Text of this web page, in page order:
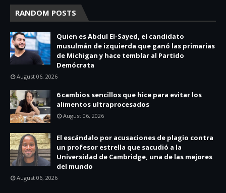
RANDOM POSTS
Quien es Abdul El-Sayed, el candidato
musulmán de izquierda que ganó las primarias
de Michigan y hace temblar al Partido
Demócrata
August 06, 2026
6 cambios sencillos que hice para evitar los
alimentos ultraprocesados
August 06, 2026
El escándalo por acusaciones de plagio contra
un profesor estrella que sacudió a la
Universidad de Cambridge, una de las mejores
del mundo
August 06, 2026